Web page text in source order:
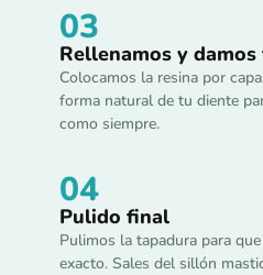
03
Rellenamos y damos
Colocamos la resina por
forma natural de tu diente
como siempre.
04
Pulido final
Pulimos la tapadura para
exacto. Sales del sillón